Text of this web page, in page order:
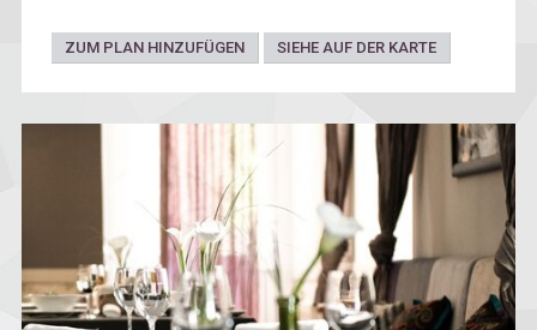
ZUM PLAN HINZUFÜGEN SIEHE AUF DER KARTE